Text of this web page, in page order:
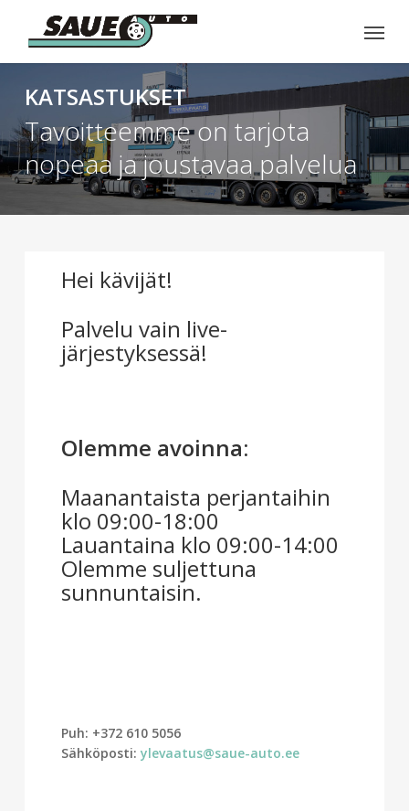
content
Menu
KATSASTUKSET
Tavoitteemme on tarjota
nopeaa ja joustavaa palvelua
Hei kävijät!
Palvelu vain live-
järjestyksessä!
Olemme avoinna:
Maanantaista perjantaihin
klo 09:00-18:00
Lauantaina klo 09:00-14:00
Olemme suljettuna
sunnuntaisin.
Puh: +372 610 5056
Sähköposti: ylevaatus@saue-auto.ee